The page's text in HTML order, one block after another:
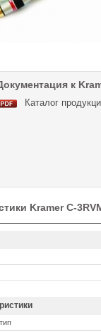
к
Каталог
Kramer C-